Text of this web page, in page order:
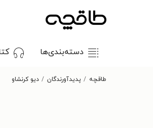
دسته‌بندی‌ها
طاقچه پدیدآورندگان دیو کرنشاو